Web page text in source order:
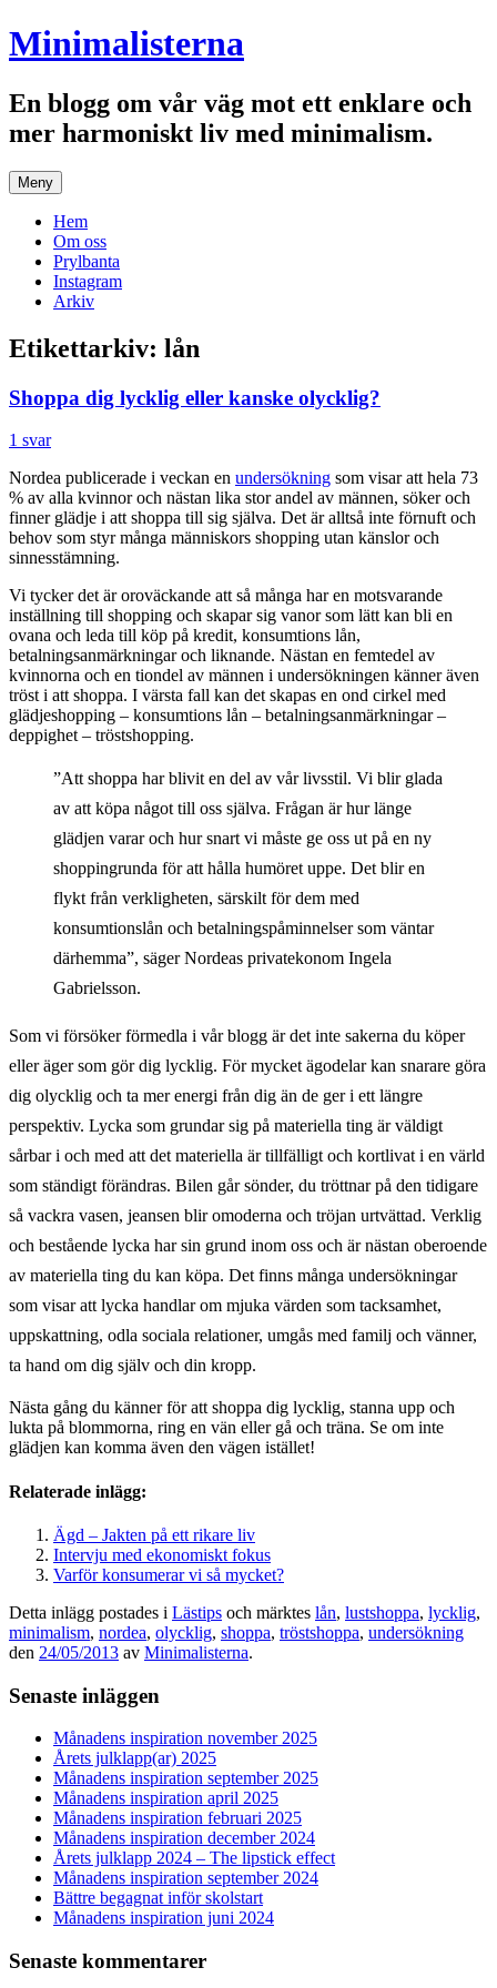
Hoppa
till
Minimalisterna
En blogg om vår väg mot ett enklare och
mer harmoniskt liv med minimalism.
Meny
Hem
Om oss
Prylbanta
Instagram
Arkiv
Etikettarkiv: lån
Shoppa dig lycklig eller kanske olycklig?
1 svar
Nordea publicerade i veckan en undersökning som visar att hela 73
% av alla kvinnor och nästan lika stor andel av männen, söker och
finner glädje i att shoppa till sig själva. Det är alltså inte förnuft och
behov som styr många människors shopping utan känslor och
sinnesstämning.
Vi tycker det är oroväckande att så många har en motsvarande
inställning till shopping och skapar sig vanor som lätt kan bli en
ovana och leda till köp på kredit, konsumtions lån,
betalningsanmärkningar och liknande. Nästan en femtedel av
kvinnorna och en tiondel av männen i undersökningen känner även
tröst i att shoppa. I värsta fall kan det skapas en ond cirkel med
glädjeshopping – konsumtions lån – betalningsanmärkningar –
deppighet – tröstshopping.
”Att shoppa har blivit en del av vår livsstil. Vi blir glada
av att köpa något till oss själva. Frågan är hur länge
glädjen varar och hur snart vi måste ge oss ut på en ny
shoppingrunda för att hålla humöret uppe. Det blir en
flykt från verkligheten, särskilt för dem med
konsumtionslån och betalningspåminnelser som väntar
därhemma”, säger Nordeas privatekonom Ingela
Gabrielsson.
Som vi försöker förmedla i vår blogg är det inte sakerna du köper
eller äger som gör dig lycklig. För mycket ägodelar kan snarare göra
dig olycklig och ta mer energi från dig än de ger i ett längre
perspektiv. Lycka som grundar sig på materiella ting är väldigt
sårbar i och med att det materiella är tillfälligt och kortlivat i en värld
som ständigt förändras. Bilen går sönder, du tröttnar på den tidigare
så vackra vasen, jeansen blir omoderna och tröjan urtvättad. Verklig
och bestående lycka har sin grund inom oss och är nästan oberoende
av materiella ting du kan köpa. Det finns många undersökningar
som visar att lycka handlar om mjuka värden som tacksamhet,
uppskattning, odla sociala relationer, umgås med familj och vänner,
ta hand om dig själv och din kropp.
Nästa gång du känner för att shoppa dig lycklig, stanna upp och
lukta på blommorna, ring en vän eller gå och träna. Se om inte
glädjen kan komma även den vägen istället!
Relaterade inlägg:
Ägd – Jakten på ett rikare liv
Intervju med ekonomiskt fokus
Varför konsumerar vi så mycket?
Detta inlägg postades i Lästips och märktes lån, lustshoppa, lycklig,
minimalism, nordea, olycklig, shoppa, tröstshoppa, undersökning
den 24/05/2013 av Minimalisterna.
Senaste inläggen
Månadens inspiration november 2025
Årets julklapp(ar) 2025
Månadens inspiration september 2025
Månadens inspiration april 2025
Månadens inspiration februari 2025
Månadens inspiration december 2024
Årets julklapp 2024 – The lipstick effect
Månadens inspiration september 2024
Bättre begagnat inför skolstart
Månadens inspiration juni 2024
Senaste kommentarer